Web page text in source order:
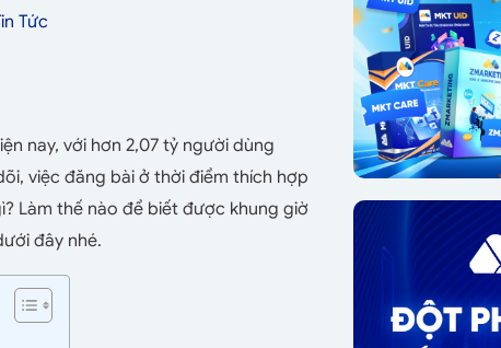
Tức
nay, với hơn 2,07 tỷ người dùng
việc đăng bài ở thời điểm thích hợp
Làm thế nào để biết được khung giờ
đây nhé.